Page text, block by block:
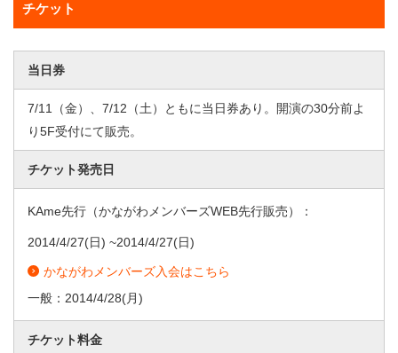
チケット
当日券
7/11（金）、7/12（土）ともに当日券あり。開演の30分前よ
り5F受付にて販売。
チケット発売日
KAme先行（かながわメンバーズWEB先行販売）：
2014/4/27(日) ~2014/4/27(日)
かながわメンバーズ入会はこちら
一般： 2014/4/28(月)
チケット料金